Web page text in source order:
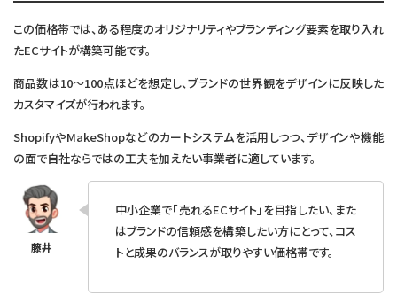
この価格帯では、ある程度のオリジナリティやブランディング要素を取り入れ
たECサイトが構築可能です。
商品数は10〜100点ほどを想定し、ブランドの世界観をデザインに反映した
カスタマイズが行われます。
ShopifyやMakeShopなどのカートシステムを活用しつつ、デザインや機能
の面で自社ならではの工夫を加えたい事業者に適しています。
中小企業で「売れるECサイト」を目指したい、また
はブランドの信頼感を構築したい方にとって、コス
トと成果のバランスが取りやすい価格帯です。